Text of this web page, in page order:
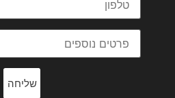
שליחה